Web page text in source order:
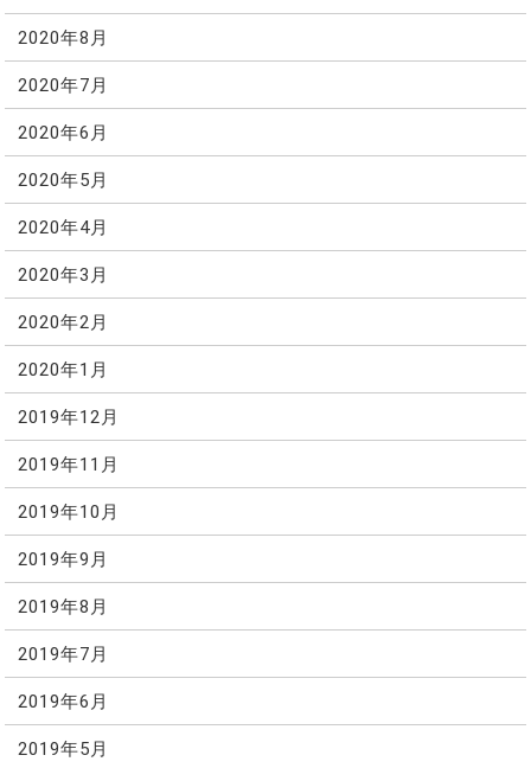
2020年8月
2020年7月
2020年6月
2020年5月
2020年4月
2020年3月
2020年2月
2020年1月
2019年12月
2019年11月
2019年10月
2019年9月
2019年8月
2019年7月
2019年6月
2019年5月